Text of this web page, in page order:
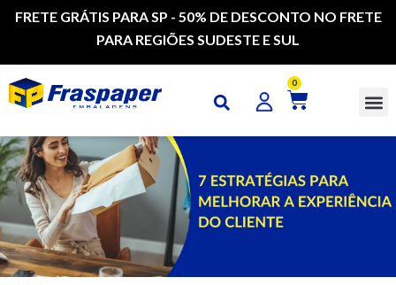
FRETE GRÁTIS PARA SP - 50% DE DESCONTO NO FRETE
PARA REGIÕES SUDESTE E SUL
0